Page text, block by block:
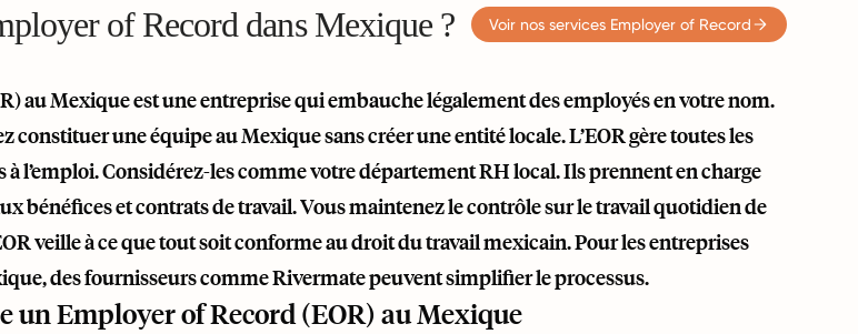
of Record dans Mexique ? Voir nos services Employer of Record
au Mexique est une entreprise qui embauche légalement des employés en votre nom.
constituer une équipe au Mexique sans créer une entité locale. L’EOR gère toutes les
l’emploi. Considérez-les comme votre département RH local. Ils prennent en charge
bénéfices et contrats de travail. Vous maintenez le contrôle sur le travail quotidien de
veille à ce que tout soit conforme au droit du travail mexicain. Pour les entreprises
des fournisseurs commeRivermatepeuvent simplifier le processus.
un Employer of Record (EOR) au Mexique